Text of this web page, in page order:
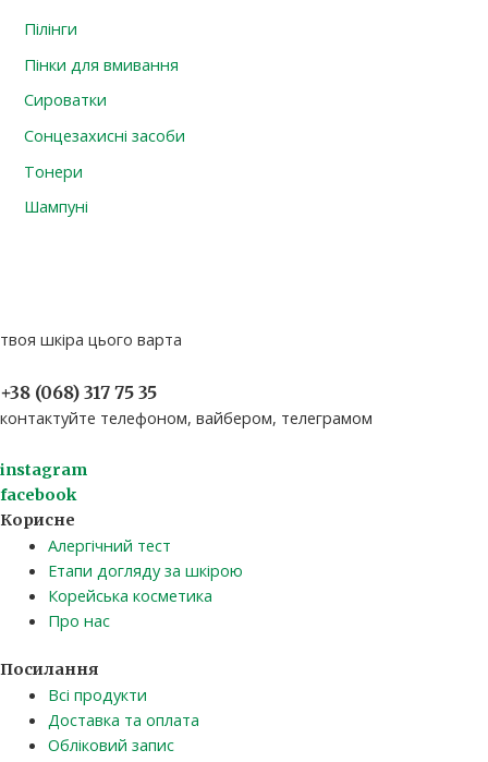
Пілінги
Пінки для вмивання
Сироватки
Сонцезахисні засоби
Тонери
Шампуні
твоя шкіра цього варта
+38 (068) 317 75 35​
контактуйте телефоном, вайбером, телеграмом
instagram
facebook
Корисне
Алергічний тест
Етапи догляду за шкірою
Корейська косметика
Про нас
Посилання
Всі продукти
Доставка та оплата
Обліковий запис